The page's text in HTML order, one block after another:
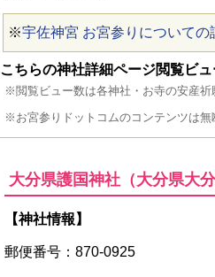
※宇佐神宮 お宮参りについての
こちらの神社詳細ページ閲覧ビ
※閲覧ビュー数は各神社・お寺の安産
※お宮参りドットコムのコンテンツは無
大分県護国神社（大分県大分
【神社情報】
郵便番号：870-0925